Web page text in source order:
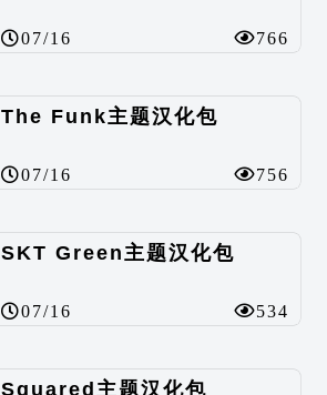
07/16 766
The Funk主题汉化包
07/16 756
SKT Green主题汉化包
07/16 534
Squared主题汉化包